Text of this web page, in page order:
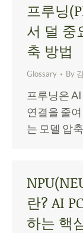
프루닝
서 덜 중
축 방법
Glossary By
프루닝은
연결을 줄
는 모델 압
란? AI
하는 핵